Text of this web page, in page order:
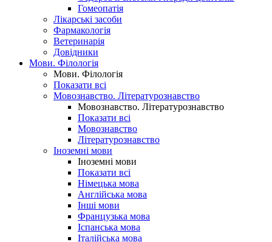
Гомеопатія
Лікарські засоби
Фармакологія
Ветеринарія
Довідники
Мови. Філологія
Мови. Філологія
Показати всі
Мовознавство. Літературознавство
Мовознавство. Літературознавство
Показати всі
Мовознавство
Літературознавство
Іноземні мови
Іноземні мови
Показати всі
Німецька мова
Англійська мова
Інші мови
Французька мова
Іспанська мова
Італійська мова